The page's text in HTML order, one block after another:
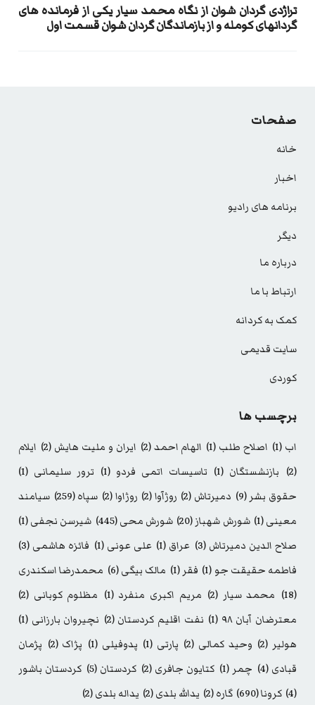
تراژدی گردان شوان از نگاه محمد سیار یکی از فرمانده های
گردانهای کومله و از بازماندگان گردان شوان قسمت اول
صفحات
خانه
اخبار
برنامه های رادیو
دیگر
درباره ما
ارتباط با ما
کمک به کردانه
سایت قدیمی
کوردی
برچسب ها
اب (1) اصلاح طلب (1) الهام احمد(2) ایران و ملیت هایش (2)
ایلام
(2)
بازنشستگان (1) تاسیسات اتمی فردو (1) ترور سلیمانی (1)
حقوق بشر (9) دمیرتاش (2) روژآوا(2) روژاوا(2) سپاه(259)
سیامند
معینی(1) شورش شهباز(20) شورش محی(445) شیرسن نجفی(1)
صلاح الدین دمیرتاش (3) عراق (1) علی عونی (1) فائزه هاشمی (3)
فاطمه حقیقت جو (1) فقر (1) مالک بیگی(6)
محمدرضا اسکندری
(18)
محمد سیار (2) مریم اکبری منفرد (1) مظلوم کوبانی (2)
معترضان آبان ۹۸
(1) نفت اقلیم کردستان (2) نچیروان بارزانی (1)
هولیر (2) وحید کمالی (2) پارتی (1) پدوفیلی (1) پژاک (2)
پژمان
قبادی (4) چمر (1) کتایون جافری (2) کردستان (5)
کردستان باشور
(4)
کرونا(690) گاره(2) یدالله بلدی(2) یداله بلدی(2)